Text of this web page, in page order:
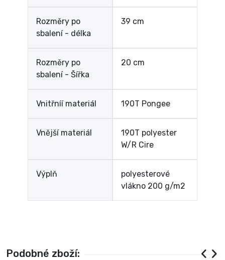
Rozměry po
sbalení - délka
39 cm
Rozměry po
sbalení - Šířka
20 cm
Vnitřníí materiál 190T Pongee
Vnější materiál
190T polyester
W/R Cire
Výplň
polyesterové
vlákno 200 g/m2
Podobné zboží: